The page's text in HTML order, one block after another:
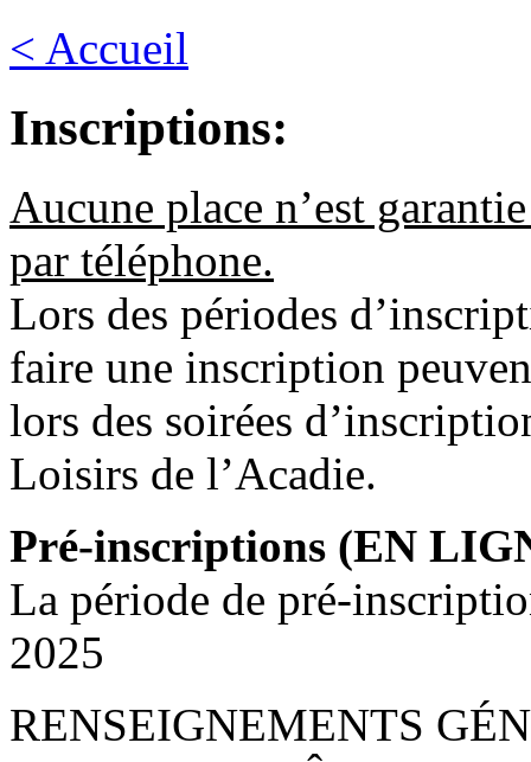
< Accueil
Inscriptions:
Aucune place n’est
par téléphone.
Lors des périodes
faire une inscription
lors des soirées
Loisirs de l’Acadie.
Pré-inscriptions (EN
La période de pré-
2025
RENSEIGNEMENTS